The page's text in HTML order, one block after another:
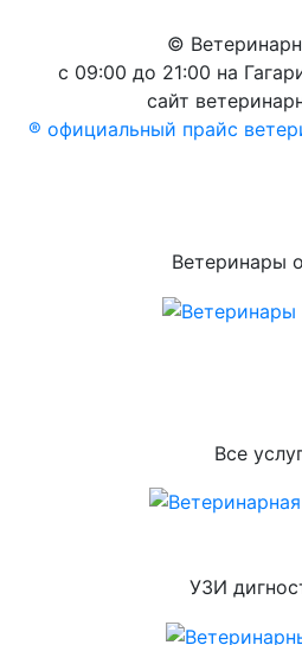
©
с 09:00 до 21:00 на
сайт
® официальный прайс
Ветеринары
Все
УЗИ